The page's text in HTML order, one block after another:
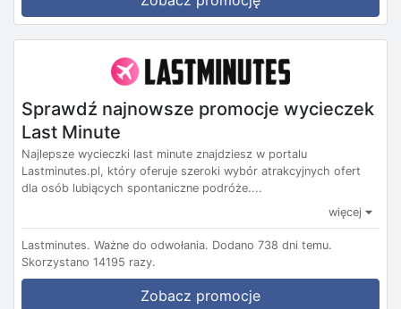
Sprawdź najnowsze promocje wycieczek
Last Minute
Najlepsze wycieczki last minute znajdziesz w portalu
Lastminutes.pl, który oferuje szeroki wybór atrakcyjnych ofert
dla osób lubiących spontaniczne podróże....
więcej
Lastminutes. Ważne do odwołania. Dodano 738 dni temu.
Skorzystano 14195 razy.
Zobacz promocje